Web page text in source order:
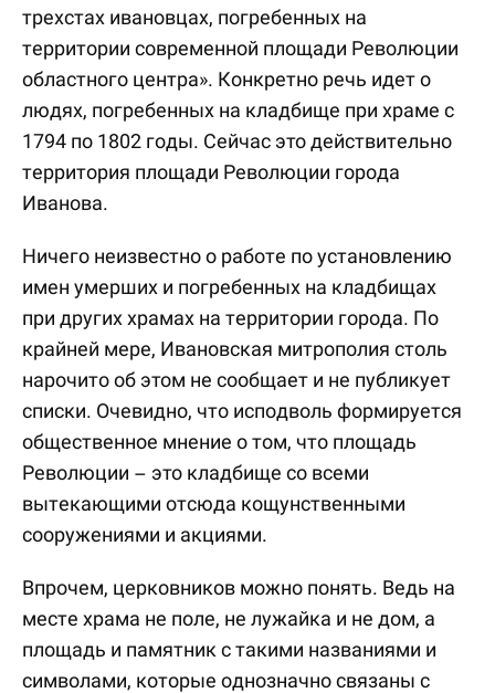
трехстах ивановцах, погребенных на
территории современной площади Революции
областного центра». Конкретно речь идет о
людях, погребенных на кладбище при храме с
1794 по 1802 годы. Сейчас это действительно
территория площади Революции города
Иванова.
Ничего неизвестно о работе по установлению
имен умерших и погребенных на кладбищах
при других храмах на территории города. По
крайней мере, Ивановская митрополия столь
нарочито об этом не сообщает и не публикует
списки. Очевидно, что исподволь формируется
общественное мнение о том, что площадь
Революции – это кладбище со всеми
вытекающими отсюда кощунственными
сооружениями и акциями.
Впрочем, церковников можно понять. Ведь на
месте храма не поле, не лужайка и не дом, а
площадь и памятник с такими названиями и
символами, которые однозначно связаны с